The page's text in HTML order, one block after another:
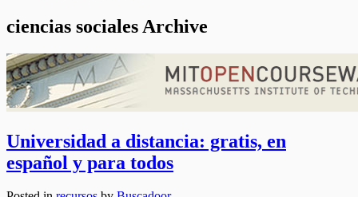
ciencias sociales Archive
Universidad a distancia: gratis, en
español y para todos